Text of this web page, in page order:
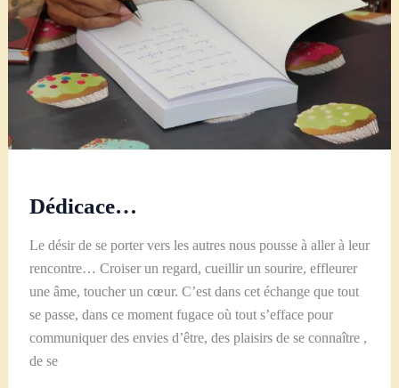
de
Maryse
LIGDAMIS
Dédicace…
Le désir de se porter vers les autres nous pousse à aller à leur
rencontre… Croiser un regard, cueillir un sourire, effleurer
une âme, toucher un cœur. C’est dans cet échange que tout
se passe, dans ce moment fugace où tout s’efface pour
communiquer des envies d’être, des plaisirs de se connaître ,
de se